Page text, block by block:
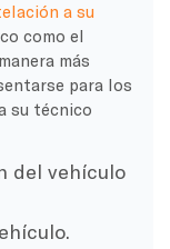
a su
como el
más
para los
su técnico
del vehículo